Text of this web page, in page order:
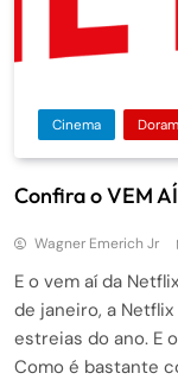
Cinema
Confira o VEM
Wagner Emerich Jr
E o vem aí da
de janeiro, a
estreias do ano. E
Como é bastante